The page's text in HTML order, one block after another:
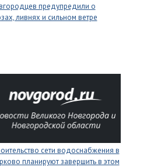
предупредили о
ливнях и сильном ветре
сети водоснабжения в
планируют завершить в этом